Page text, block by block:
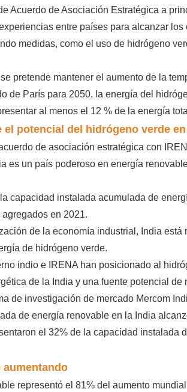
Acuerdo de Asociación Estratégica a
entre países para alcanzar
medidas, como el uso de hidrógeno
pretende mantener el aumento de la
de París para 2050, la energía del
al menos el 12 % de la energía
el potencial del hidrógeno verde
de asociación estratégica con
es un país poderoso en energía
capacidad instalada acumulada de
en 2021.
de la economía industrial, India
de hidrógeno verde.
indio e IRENA han posicionado al
de la India y una fuente potencial de
de investigación de mercado Mercom
de energía renovable en la India
el 32% de la capacidad instalada
aumentando
representó el 81% del aumento